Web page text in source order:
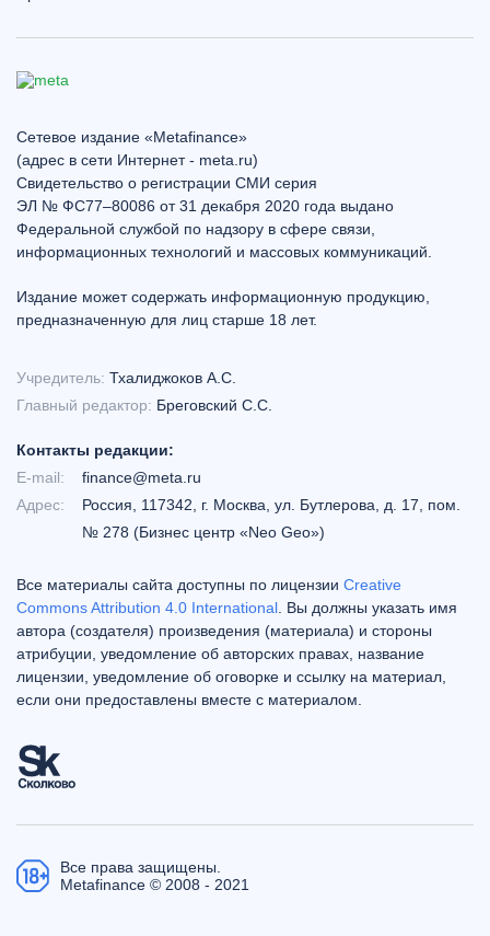
Сетевое издание «Metafinance»
(адрес в сети Интернет - meta.ru)
Свидетельство о регистрации СМИ серия
ЭЛ № ФС77–80086 от 31 декабря 2020 года выдано
Федеральной службой по надзору в сфере связи,
информационных технологий и массовых коммуникаций.
Издание может содержать информационную продукцию,
предназначенную для лиц старше 18 лет.
Учредитель: Тхалиджоков А.С.
Главный редактор: Бреговский С.С.
Контакты редакции:
E-mail:
finance@meta.ru
Адрес:
Россия, 117342, г. Москва, ул. Бутлерова, д. 17, пом.
№ 278 (Бизнес центр «Neo Geo»)
Все материалы сайта доступны по лицензии Creative
Commons Attribution 4.0 International . Вы должны указать имя
автора (создателя) произведения (материала) и стороны
атрибуции, уведомление об авторских правах, название
лицензии, уведомление об оговорке и ссылку на материал,
если они предоставлены вместе с материалом.
Все права защищены.
Metafinance © 2008 - 2021